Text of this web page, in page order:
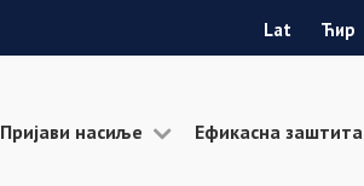
Lat Ћир
Пријави насиље Ефикасна заштита